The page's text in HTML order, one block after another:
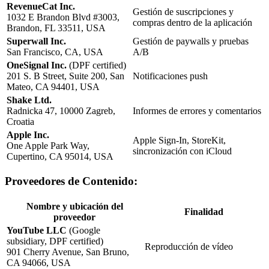
RevenueCat Inc.
1032 E Brandon Blvd #3003,
Brandon, FL 33511, USA
Gestión de suscripciones y
compras dentro de la aplicación
Superwall Inc.
San Francisco, CA, USA
Gestión de paywalls y pruebas
A/B
OneSignal Inc. (DPF certified)
201 S. B Street, Suite 200, San
Mateo, CA 94401, USA
Notificaciones push
Shake Ltd.
Radnicka 47, 10000 Zagreb,
Croatia
Informes de errores y comentarios
Apple Inc.
One Apple Park Way,
Cupertino, CA 95014, USA
Apple Sign-In, StoreKit,
sincronización con iCloud
Proveedores de Contenido:
Nombre y ubicación del
proveedor
Finalidad
YouTube LLC (Google
subsidiary, DPF certified)
901 Cherry Avenue, San Bruno,
CA 94066, USA
Reproducción de vídeo